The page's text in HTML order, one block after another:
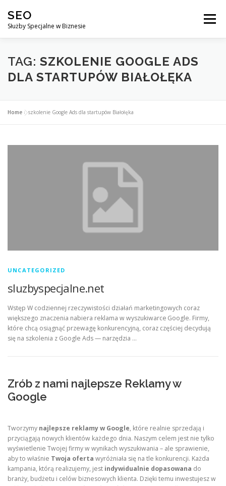
treści
SEO
Służby Specjalne w Biznesie
Menu
AGENCJA SEO CO ZYSKUJESZ ?
TAG: SZKOLENIE GOOGLE ADS
DLA STARTUPÓW BIAŁOŁĘKA
Home »szkolenie Google Ads dla startupów Białołęka
UNCATEGORIZED
sluzbyspecjalne.net
Wstęp W codziennej rzeczywistości działań marketingowych coraz
większego znaczenia nabiera reklama w wyszukiwarce Google. Firmy,
które chcą osiągnąć przewagę konkurencyjną, coraz częściej decydują
się na szkolenia z Google Ads — narzędzia …
Zrób z nami najlepsze Reklamy w
Google
Tworzymy najlepsze reklamy w Google, które realnie sprzedają i
przyciągają nowych klientów każdego dnia. Naszym celem jest nie tylko
wyświetlenie Twojej firmy w wynikach wyszukiwania – ale sprawienie,
aby to właśnie Twoja oferta wyróżniała się na tle konkurencji. Każda
kampania, którą realizujemy, jest indywidualnie dopasowana do
branży, budżetu i celów biznesowych klienta. Dzięki temu inwestujesz w